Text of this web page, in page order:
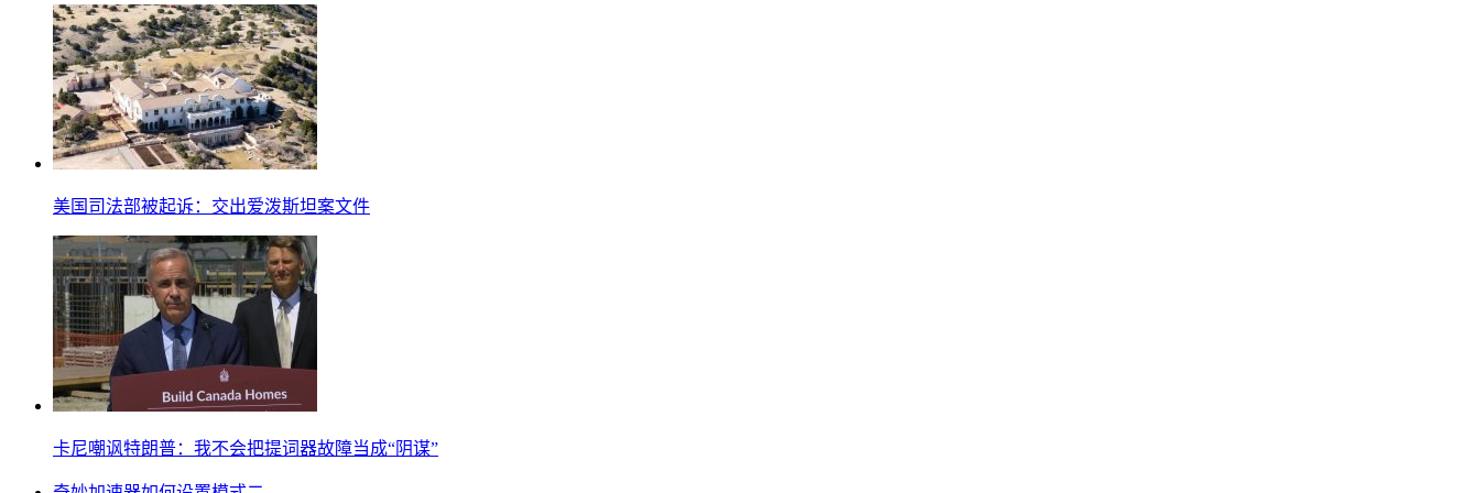
美国司法部被起诉：交出爱泼斯坦案文件
卡尼嘲讽特朗普：我不会把提词器故障当成“阴谋”